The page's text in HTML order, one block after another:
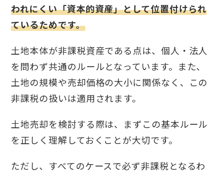
われにくい「資本的資産」として位置付けられ
ているためです。
土地本体が非課税資産である点は、個人・法人
を問わず共通のルールとなっています。また、
土地の規模や売却価格の大小に関係なく、この
非課税の扱いは適用されます。
土地売却を検討する際は、まずこの基本ルール
を正しく理解しておくことが大切です。
ただし、すべてのケースで必ず非課税となるわ